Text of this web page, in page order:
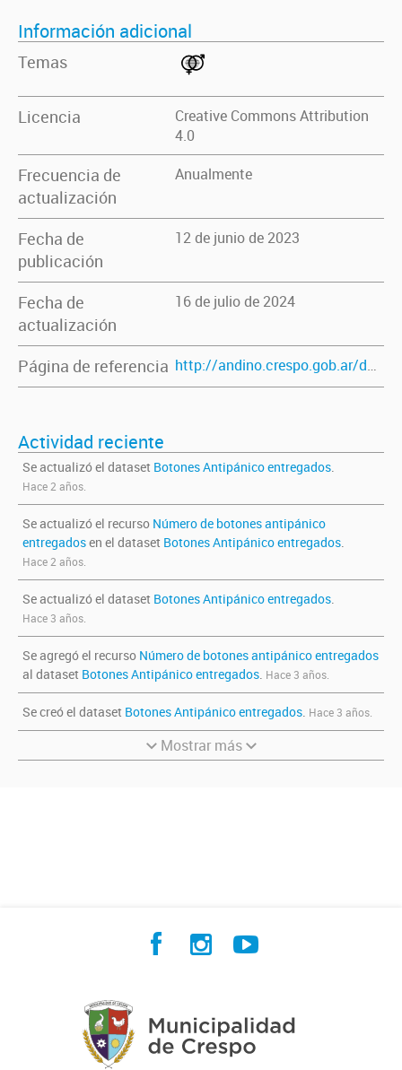
Información adicional
Temas
Licencia
Creative Commons Attribution
4.0
Frecuencia de
actualización
Anualmente
Fecha de
publicación
12 de junio de 2023
Fecha de
actualización
16 de julio de 2024
Página de referencia http://andino.crespo.gob.ar/dataset/boton_antipanico
Actividad reciente
Se actualizó el dataset Botones Antipánico entregados.
Hace 2 años.
Se actualizó el recurso Número de botones antipánico
entregadosen el dataset Botones Antipánico entregados.
Hace 2 años.
Se actualizó el dataset Botones Antipánico entregados.
Hace 3 años.
Se agregó el recurso Número de botones antipánico entregados
al dataset Botones Antipánico entregados. Hace 3 años.
Se creó el dataset Botones Antipánico entregados. Hace 3 años.
Mostrar más